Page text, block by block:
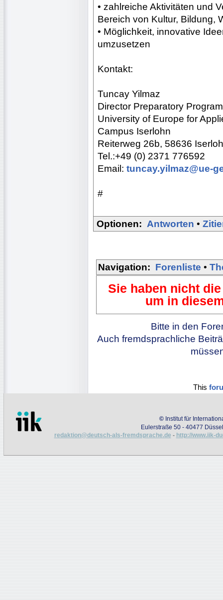
• zahlreiche Aktivitäten und
Bereich von Kultur, Bildung,
• Möglichkeit, innovative
umzusetzen
Kontakt:
Tuncay Yilmaz
Director Preparatory
University of Europe for
Campus Iserlohn
Reiterweg 26b, 58636
Tel.:+49 (0) 2371 776592
Email: tuncay.yilmaz@ue-
#
Optionen: Antworten •
Navigation: Forenliste •
Sie haben nicht
um in
Bitte in den
Auch fremdsprachliche
This
© Institut für
Eulerstraße 50 - 40477
redaktion@deutsch-als-fremdsprache.de - http://www.iik-